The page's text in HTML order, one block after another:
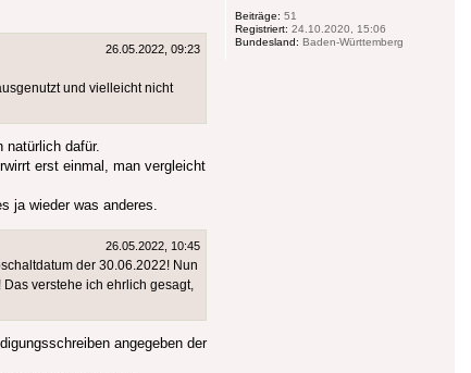
Beiträge: 51
Registriert: 24.10.2020, 15:06
Bundesland: Baden-Württemberg
26.05.2022, 09:23
und vielleicht nicht
natürlich dafür.
erst einmal, man vergleicht
ja wieder was anderes.
26.05.2022, 10:45
der 30.06.2022! Nun
verstehe ich ehrlich gesagt,
angegeben der